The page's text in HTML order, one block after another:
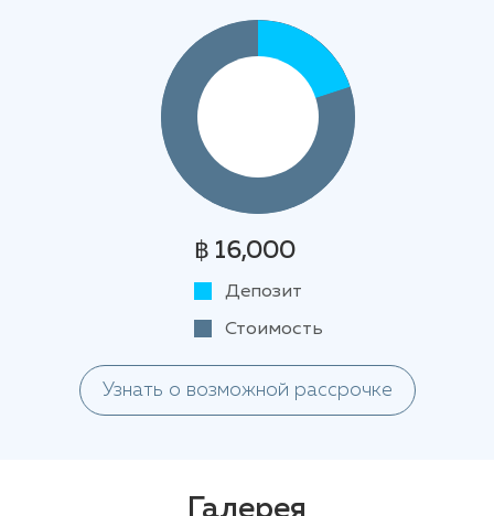
฿ 16,000
Депозит
Стоимость
Узнать о возможной рассрочке
Галерея